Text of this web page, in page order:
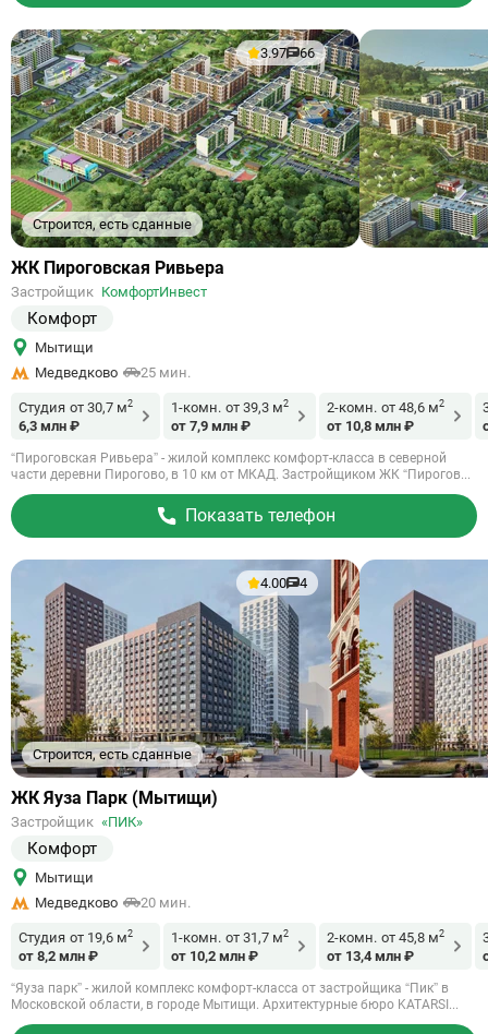
Строится, есть сданные
3.97 66
Ссылка
объект
ЖК Пироговская Ривьера
Застройщик КомфортИнвест
Комфорт
Мытищи
Медведково
25 мин.
Студия от 30,7 м2
6,3 млн ₽
1-комн. от 39,3 м2
от 7,9 млн ₽
2-комн. от 48,6 м2
от 10,8 млн ₽
“Пироговская Ривьера” - жилой комплекс комфорт-класса в северной
части деревни Пирогово, в 10 км от МКАД. Застройщиком ЖК “Пирогов...
Показать телефон
Строится, есть сданные
4.00 4
Ссылка
объект
ЖК Яуза Парк (Мытищи)
Застройщик «ПИК»
Комфорт
Мытищи
Медведково
20 мин.
Студия от 19,6 м2
от 8,2 млн ₽
1-комн. от 31,7 м2
от 10,2 млн ₽
2-комн. от 45,8 м2
от 13,4 млн ₽
“Яуза парк” - жилой комплекс комфорт-класса от застройщика “Пик” в
Московской области, в городе Мытищи. Архитектурные бюро KATARSI...